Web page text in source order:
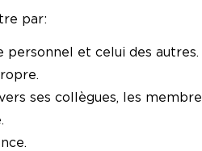
par:
personnel et celui des autres.
ses collègues, les